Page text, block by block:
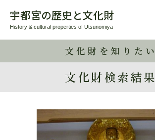
宇都宮の歴史と文化財
History & cultural properties of Utsunomiya
文化財を知りたい
文化財検索結果